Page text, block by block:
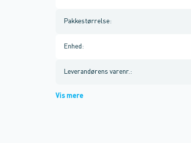
Pakkestørrelse:
Enhed :
Leverandørens varenr. :
Vis mere